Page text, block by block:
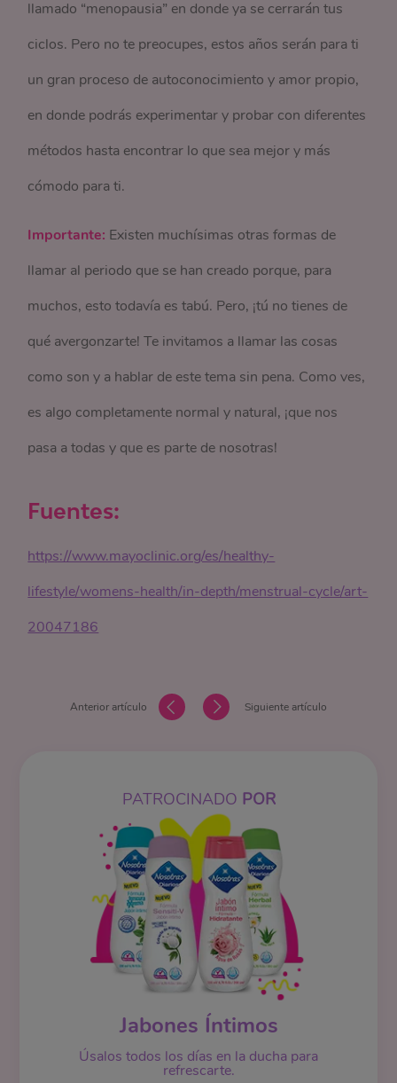
llamado “menopausia” en donde ya se cerrarán tus
ciclos. Pero no te preocupes, estos años serán para ti
un gran proceso de autoconocimiento y amor propio,
en donde podrás experimentar y probar con diferentes
métodos hasta encontrar lo que sea mejor y más
cómodo para ti.
Importante: Existen muchísimas otras formas de
llamar al periodo que se han creado porque, para
muchos, esto todavía es tabú. Pero, ¡tú no tienes de
qué avergonzarte! Te invitamos a llamar las cosas
como son y a hablar de este tema sin pena. Como ves,
es algo completamente normal y natural, ¡que nos
pasa a todas y que es parte de nosotras!
Fuentes:
https://www.mayoclinic.org/es/healthy-
lifestyle/womens-health/in-depth/menstrual-cycle/art-
20047186
Anterior artículo Siguiente artículo
PATROCINADO POR
Jabones Íntimos
Úsalos todos los días en la ducha para
refrescarte.